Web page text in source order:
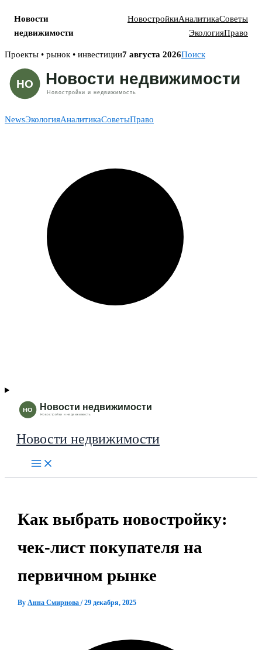
Новости
недвижимости
НовостройкиАналитикаСоветы
ЭкологияПраво
Skip
content
Проекты • рынок • инвестиции7 августа 2026Поиск
NewsЭкологияАналитикаСоветыПраво
Новости недвижимости
Как выбрать новостройку:
чек-лист покупателя на
первичном рынке
ByАнна Смирнова/29 декабря, 2025